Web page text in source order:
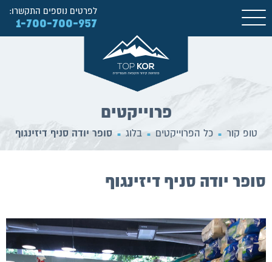
לפרטים נוספים התקשרו:
1-700-700-957
פרוייקטים
טופ קור ■ כל הפרוייקטים ■ בלוג ■ סופר יודה סניף דיזינגוף
סופר יודה סניף דיזינגוף